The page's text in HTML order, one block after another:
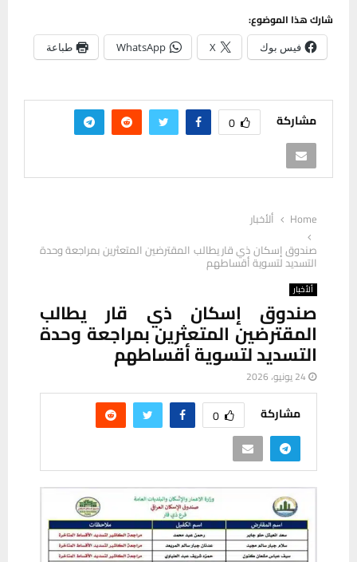
شارك هذا الموضوع:
فيس بوك X
WhatsApp طباعة
مشاركة 0
Home
ألأخبار
صندوق إسكان ذي قار يطالب المقترضين المتعثرين بمراجعة وحدة
التسديد لتسوية أقساطهم
ألأخبار
صندوق إسكان ذي قار يطالب
المقترضين المتعثرين بمراجعة وحدة
التسديد لتسوية أقساطهم
24 يونيو، 2026
مشاركة 0